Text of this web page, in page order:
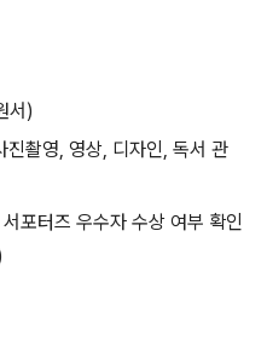
서)
진촬영, 영상, 디자인, 독서 관
포터즈 우수자 수상 여부 확인